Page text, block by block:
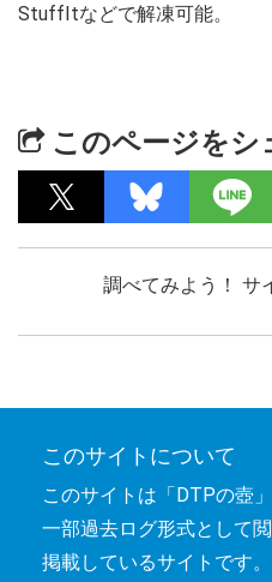
StuffItなどで解凍可能。
このページをシ
調べてみよう！ サ
このサイトについて
このサイトは「DTPの壺
一部過去ログ形式として
掲載しているサイトです